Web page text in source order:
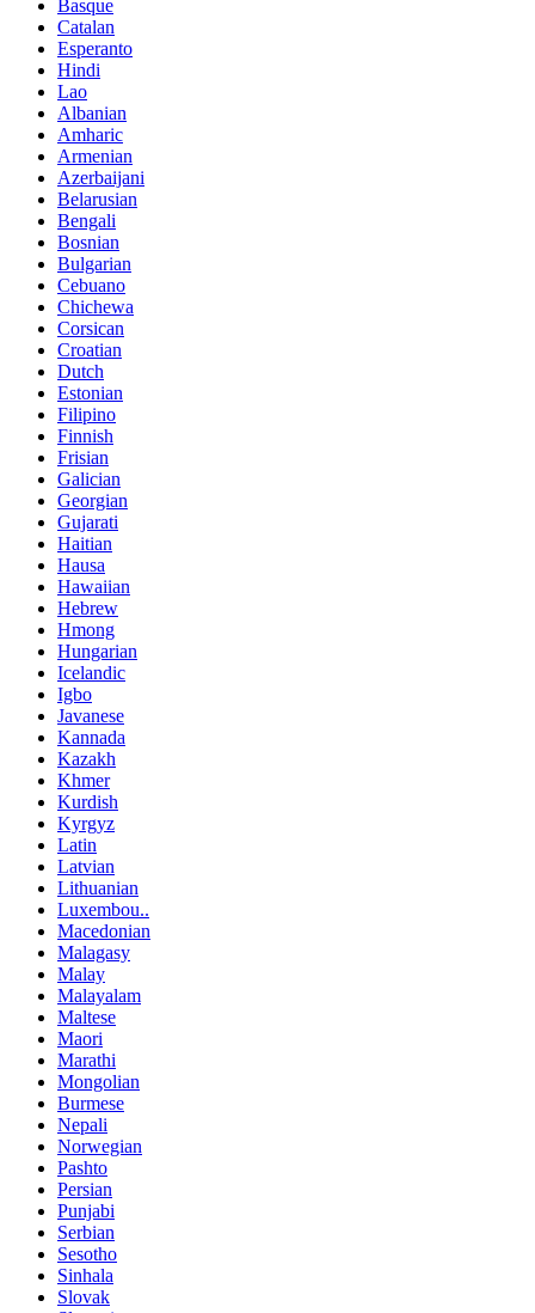
Basque
Catalan
Esperanto
Hindi
Lao
Albanian
Amharic
Armenian
Azerbaijani
Belarusian
Bengali
Bosnian
Bulgarian
Cebuano
Chichewa
Corsican
Croatian
Dutch
Estonian
Filipino
Finnish
Frisian
Galician
Georgian
Gujarati
Haitian
Hausa
Hawaiian
Hebrew
Hmong
Hungarian
Icelandic
Igbo
Javanese
Kannada
Kazakh
Khmer
Kurdish
Kyrgyz
Latin
Latvian
Lithuanian
Luxembou..
Macedonian
Malagasy
Malay
Malayalam
Maltese
Maori
Marathi
Mongolian
Burmese
Nepali
Norwegian
Pashto
Persian
Punjabi
Serbian
Sesotho
Sinhala
Slovak